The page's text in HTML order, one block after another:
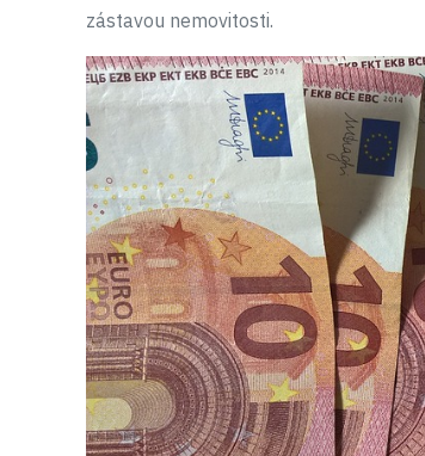
zástavou nemovitosti.